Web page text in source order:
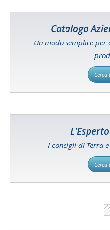
Catalogo
Un modo semplice per
Cerca
I consigli di Terra
Cerca